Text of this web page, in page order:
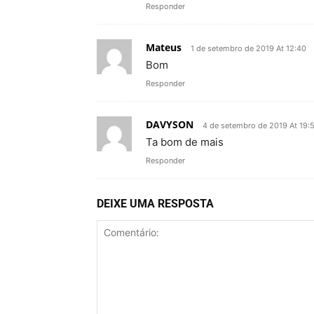
Responder
Mateus 1 de setembro de 2019 At 12:40
Bom
Responder
DAVYSON 4 de setembro de 2019 At
Ta bom de mais
Responder
DEIXE UMA RESPOSTA